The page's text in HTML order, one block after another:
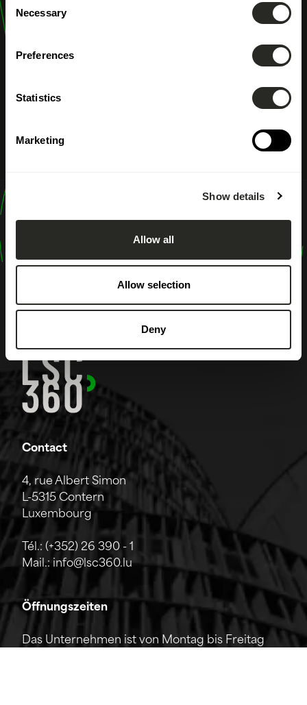
Selection
Necessary
Preferences
Statistics
Marketing
Show details
Allow all
Allow selection
Deny
design
shape
inspire
Contact
4, rue Albert Simon
L-5315 Contern
Luxembourg
Tél.: (+352) 26 390 - 1
Mail.: info@lsc360.lu
Öffnungszeiten
Das Unternehmen ist von Montag bis Freitag